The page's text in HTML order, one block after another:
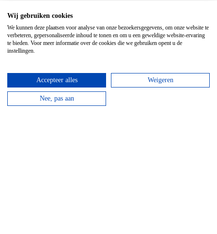
Wij gebruiken cookies
We kunnen deze plaatsen voor analyse van onze bezoekersgegevens, om onze website te
verbeteren, gepersonaliseerde inhoud te tonen en om u een geweldige website-ervaring
te bieden. Voor meer informatie over de cookies die we gebruiken opent u de
instellingen.
Accepteer alles Weigeren
Nee, pas aan